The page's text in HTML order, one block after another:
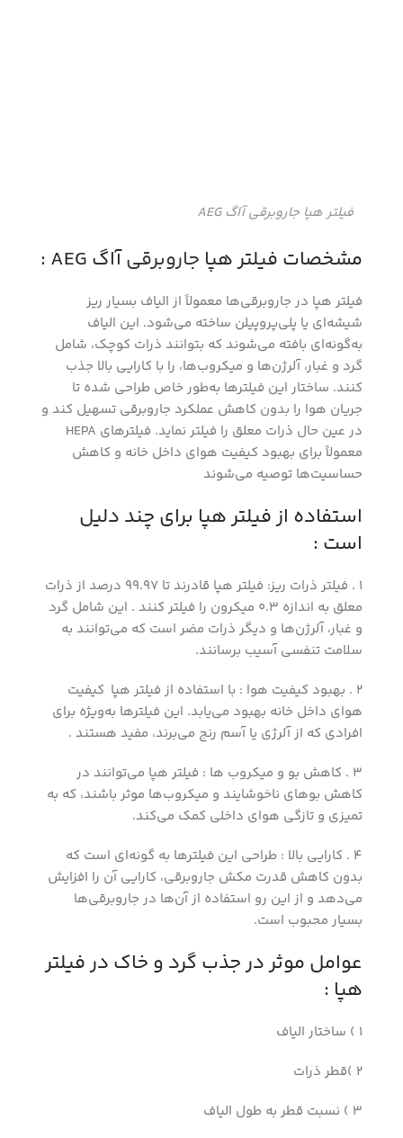
فیلتر هپا جاروبرقی آاگ AEG
مشخصات فیلتر هپا جاروبرقیآاگ AEG :
فیلتر هپا در جاروبرقی‌ها معمولاً از الیاف بسیار ریز
شیشه‌ای یا پلی‌پروپیلن ساخته می‌شود. این الیاف
به‌گونه‌ای بافته می‌شوند که بتوانند ذرات کوچک، شامل
گرد و غبار، آلرژن‌ها و میکروب‌ها، را با کارایی بالا جذب
کنند. ساختار این فیلترها به‌طور خاص طراحی شده تا
جریان هوا را بدون کاهش عملکرد جاروبرقی تسهیل کند و
در عین حال ذرات معلق را فیلتر نماید. فیلترهای HEPA
معمولاً برای بهبود کیفیت هوای داخل خانه و کاهش
حساسیت‌ها توصیه می‌شوند
استفاده از فیلتر هپا برای چند دلیل
است :
1 . فیلتر ذرات ریز: فیلتر هپا قادرند تا 99.97 درصد از ذرات
معلق به اندازه 0.3 میکرون را فیلتر کنند . این شامل گرد
و غبار، آلرژن‌ها و دیگر ذرات مضر است که می‌توانند به
سلامت تنفسی آسیب برسانند.
2 . بهبود کیفیت هوا : با استفاده از فیلتر هپا کیفیت
هوای داخل خانه بهبود می‌یابد. این فیلترها به‌ویژه برای
افرادی که از آلرژی یا آسم رنج می‌برند، مفید هستند .
3 . کاهش بو و میکروب ها : فیلتر هپا می‌توانند در
کاهش بوهای ناخوشایند و میکروب‌ها موثر باشند، که به
تمیزی و تازگی هوای داخلی کمک می‌کند.
4 . کارایی بالا : طراحی این فیلترها به گونه‌ای است که
بدون کاهش قدرت مکش جاروبرقی، کارایی آن را افزایش
می‌دهد و از این رو استفاده از آن‌ها در جاروبرقی‌ها
بسیار محبوب است.
عوامل موثر در جذب گرد و خاک در فیلتر
هپا :
1 ) ساختار الیاف
2 )قطر ذرات
3 ) نسبت قطر به طول الیاف